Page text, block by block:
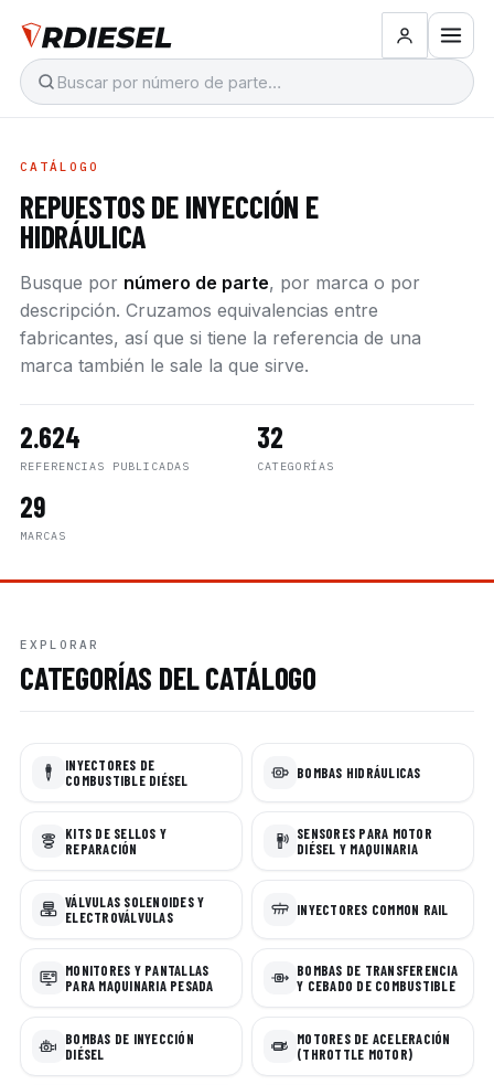
CATÁLOGO
REPUESTOS DE INYECCIÓN E
HIDRÁULICA
Busque por número de parte, por marca o por
descripción. Cruzamos equivalencias entre
fabricantes, así que si tiene la referencia de una
marca también le sale la que sirve.
2.624
REFERENCIAS PUBLICADAS
32
CATEGORÍAS
29
MARCAS
EXPLORAR
CATEGORÍAS DEL CATÁLOGO
INYECTORES DE
COMBUSTIBLE DIÉSEL
BOMBAS HIDRÁULICAS
KITS DE SELLOS Y
REPARACIÓN
SENSORES PARA MOTOR
DIÉSEL Y MAQUINARIA
VÁLVULAS SOLENOIDES Y
ELECTROVÁLVULAS
INYECTORES COMMON RAIL
MONITORES Y PANTALLAS
PARA MAQUINARIA PESADA
BOMBAS DE TRANSFERENCIA
Y CEBADO DE COMBUSTIBLE
BOMBAS DE INYECCIÓN
DIÉSEL
MOTORES DE ACELERACIÓN
(THROTTLE MOTOR)